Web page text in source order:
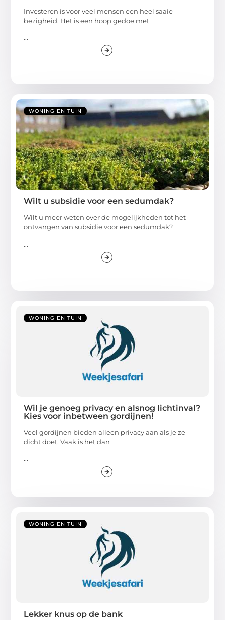
Investeren is voor veel mensen een heel saaie
bezigheid. Het is een hoop gedoe met
...
WONING EN TUIN
Wilt u subsidie voor een sedumdak?
Wilt u meer weten over de mogelijkheden tot het
ontvangen van subsidie voor een sedumdak?
...
WONING EN TUIN
Wil je genoeg privacy en alsnog lichtinval?
Kies voor inbetween gordijnen!
Veel gordijnen bieden alleen privacy aan als je ze
dicht doet. Vaak is het dan
...
WONING EN TUIN
Lekker knus op de bank